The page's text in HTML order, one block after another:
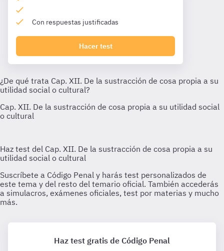
Con respuestas justificadas
Hacer test
Haz test gratis de Código Penal